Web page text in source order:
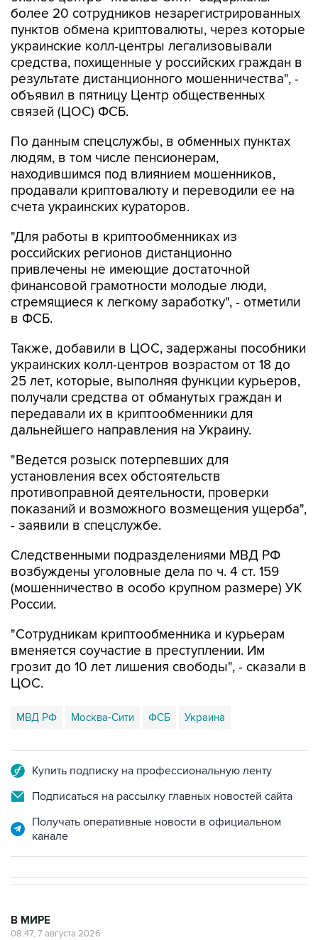
более 20 сотрудников незарегистрированных
пунктов обмена криптовалюты, через которые
украинские колл-центры легализовывали
средства, похищенные у российских граждан в
результате дистанционного мошенничества", -
объявил в пятницу Центр общественных
связей (ЦОС) ФСБ.
По данным спецслужбы, в обменных пунктах
людям, в том числе пенсионерам,
находившимся под влиянием мошенников,
продавали криптовалюту и переводили ее на
счета украинских кураторов.
"Для работы в криптообменниках из
российских регионов дистанционно
привлечены не имеющие достаточной
финансовой грамотности молодые люди,
стремящиеся к легкому заработку", - отметили
в ФСБ.
Также, добавили в ЦОС, задержаны пособники
украинских колл-центров возрастом от 18 до
25 лет, которые, выполняя функции курьеров,
получали средства от обманутых граждан и
передавали их в криптообменники для
дальнейшего направления на Украину.
"Ведется розыск потерпевших для
установления всех обстоятельств
противоправной деятельности, проверки
показаний и возможного возмещения ущерба",
- заявили в спецслужбе.
Следственными подразделениями МВД РФ
возбуждены уголовные дела по ч. 4 ст. 159
(мошенничество в особо крупном размере) УК
России.
"Сотрудникам криптообменника и курьерам
вменяется соучастие в преступлении. Им
грозит до 10 лет лишения свободы", - сказали в
ЦОС.
МВД РФ Москва-Сити ФСБ Украина
Купить подписку на профессиональную ленту
Подписаться на рассылку главных новостей сайта
Получать оперативные новости в официальном
канале
В МИРЕ
08:47, 7 августа 2026